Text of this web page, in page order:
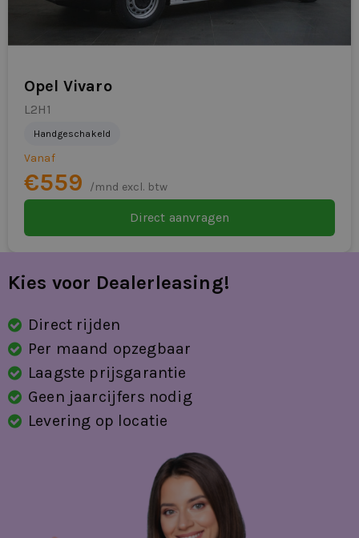
stuurbekrachtiging
verkeersbord detectie
vermoeidheids herkenning
warmtewerende voorruit
Opel Vivaro
L2H1
Handgeschakeld
Vanaf
€559 /mnd excl. btw
Direct aanvragen
Kies voor Dealerleasing!
Direct rijden
Per maand opzegbaar
Laagste prijsgarantie
Geen jaarcijfers nodig
Levering op locatie